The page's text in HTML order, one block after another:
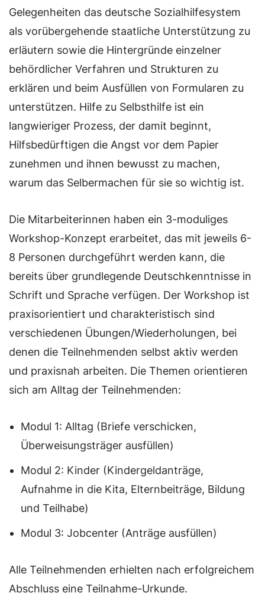
Gelegenheiten das deutsche Sozialhilfesystem
als vorübergehende staatliche Unterstützung zu
erläutern sowie die Hintergründe einzelner
behördlicher Verfahren und Strukturen zu
erklären und beim Ausfüllen von Formularen zu
unterstützen. Hilfe zu Selbsthilfe ist ein
langwieriger Prozess, der damit beginnt,
Hilfsbedürftigen die Angst vor dem Papier
zunehmen und ihnen bewusst zu machen,
warum das Selbermachen für sie so wichtig ist.
Die Mitarbeiterinnen haben ein 3-moduliges
Workshop-Konzept erarbeitet, das mit jeweils 6-
8 Personen durchgeführt werden kann, die
bereits über grundlegende Deutschkenntnisse in
Schrift und Sprache verfügen. Der Workshop ist
praxisorientiert und charakteristisch sind
verschiedenen Übungen/Wiederholungen, bei
denen die Teilnehmenden selbst aktiv werden
und praxisnah arbeiten. Die Themen orientieren
sich am Alltag der Teilnehmenden:
Modul 1: Alltag (Briefe verschicken,
Überweisungsträger ausfüllen)
Modul 2: Kinder (Kindergeldanträge,
Aufnahme in die Kita, Elternbeiträge, Bildung
und Teilhabe)
Modul 3: Jobcenter (Anträge ausfüllen)
Alle Teilnehmenden erhielten nach erfolgreichem
Abschluss eine Teilnahme-Urkunde.